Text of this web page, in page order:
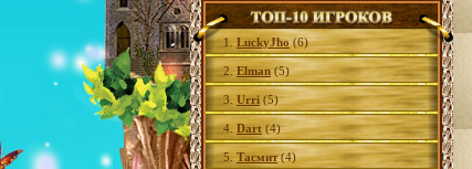
1. LuckyJho (6)
2. Elman(5)
3. Urri (5)
4. Dart (4)
5. Тасмит(4)